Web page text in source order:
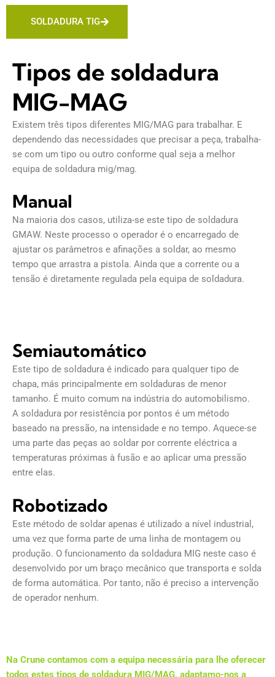
SOLDADURA TIG
Tipos de soldadura
MIG-MAG
Existem três tipos diferentes MIG/MAG para trabalhar. E
dependendo das necessidades que precisar a peça, trabalha-
se com um tipo ou outro conforme qual seja a melhor
equipa de soldadura mig/mag.
Manual
Na maioria dos casos, utiliza-se este tipo de soldadura
GMAW. Neste processo o operador é o encarregado de
ajustar os parâmetros e afinações a soldar, ao mesmo
tempo que arrastra a pistola. Ainda que a corrente ou a
tensão é diretamente regulada pela equipa de soldadura.
Semiautomático
Este tipo de soldadura é indicado para qualquer tipo de
chapa, más principalmente em soldaduras de menor
tamanho. É muito comum na indústria do automobilismo.
A soldadura por resistência por pontos é um método
baseado na pressão, na intensidade e no tempo. Aquece-se
uma parte das peças ao soldar por corrente eléctrica a
temperaturas próximas à fusão e ao aplicar uma pressão
entre elas.
Robotizado
Este método de soldar apenas é utilizado a nível industrial,
uma vez que forma parte de uma linha de montagem ou
produção. O funcionamento da soldadura MIG neste caso é
desenvolvido por um braço mecânico que transporta e solda
de forma automática. Por tanto, não é preciso a intervenção
de operador nenhum.
Na Crune contamos com a equipa necessária para lhe oferecer
todos estes tipos de soldadura MIG/MAG, adaptamo-nos a